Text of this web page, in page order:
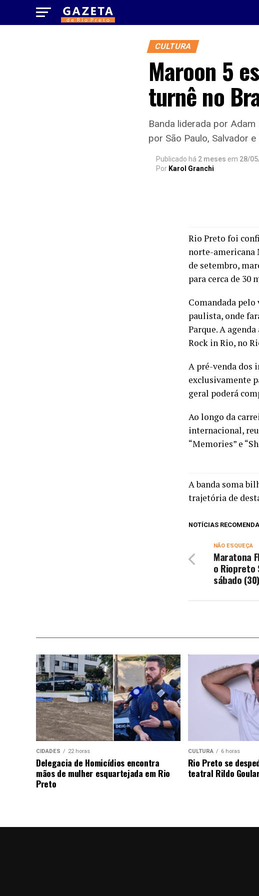
CULTURA
Maroon 5
turnê no
Banda liderada por
por São Paulo, Salvador e
Publicado há 2 meses em 28/
Por Karol Granchi
Rio Preto foi
norte-americana
de setembro,
para cerca de 30
Comandada
paulista, onde
Parque. A
Rock in Rio, no
A pré-venda dos
exclusivamente
geral poderá
Ao longo da
internacional,
“Memories” e
A banda soma
trajetória de
NOTÍCIAS
NÃO ESQUEÇA
Maratona
o Riopreto
sábado (30)
CIDADES 22 horas
Delegacia de Homicídios encontra
mãos de mulher esquartejada em Rio
Preto
CULTURA 6 horas
Rio Preto se
teatral Rildo